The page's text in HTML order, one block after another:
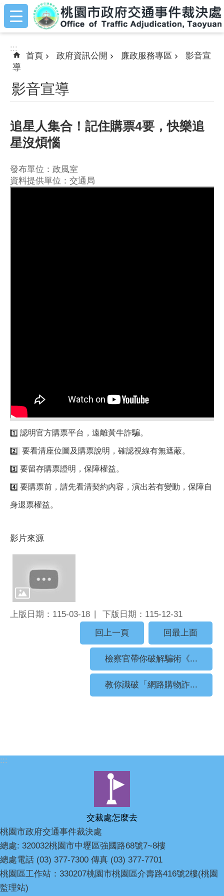
跳到主要內容區塊
:::
:::
首頁 政府資訊公開 廉政服務專區
影音宣
導
影音宣導
追星人集合！記住購票4要，快樂追
星沒煩惱
發布單位：政風室
資料提供單位：交通局
1️⃣ 認明官方購票平台，遠離黃牛詐騙。
2️⃣ 要看清座位圖及購票說明，確認視線有無遮蔽。
3️⃣ 要留存購票證明，保障權益。
4️⃣ 要購票前，請先看清契約內容，演出若有變動，保障自
身退票權益。
影片來源
上版日期：115-03-18
下版日期：115-12-31
回上一頁
回最上面
檢察官帶你破解騙術《...
教你識破「網路購物詐...
:::
交裁處怎麼去
桃園市政府交通事件裁決處
總處: 320032桃園市中壢區強國路68號7~8樓
總處電話 (03) 377-7300 傳真 (03) 377-7701
桃園區工作站：330207桃園市桃園區介壽路416號2樓(桃園
監理站)